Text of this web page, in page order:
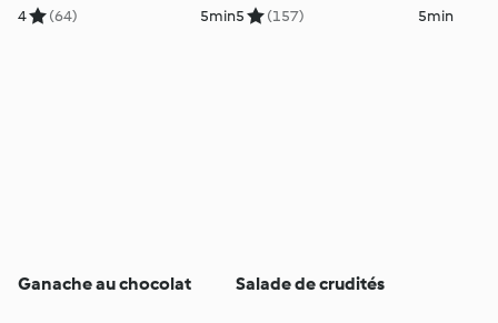
4 (64) 5min5 (157) 5min
Ganache au chocolat Salade de crudités